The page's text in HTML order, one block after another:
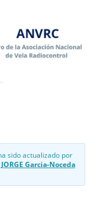
sido actualizado por
JORGE Garcia-Noceda